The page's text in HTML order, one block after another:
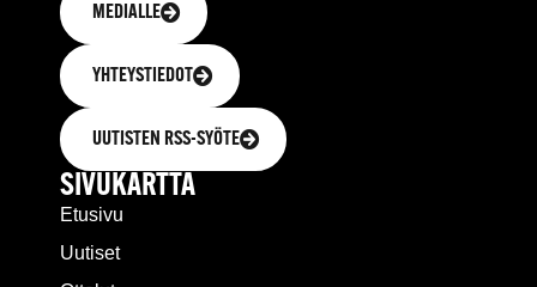
MEDIALLE
YHTEYSTIEDOT
UUTISTEN RSS-SYÖTE
SIVUKARTTA
Etusivu
Uutiset